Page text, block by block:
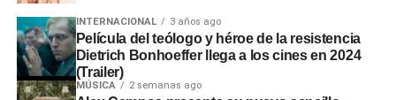
INTERNACIONAL 3 años ago
Película del teólogo y héroe de la resistencia
Dietrich Bonhoeffer llega a los cines en 2024
(Trailer)
MÚSICA 2 semanas ago